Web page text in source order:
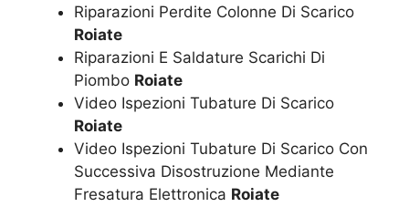
Riparazioni Perdite Colonne Di Scarico
Roiate
Riparazioni E Saldature Scarichi Di
Piombo Roiate
Video Ispezioni Tubature Di Scarico
Roiate
Video Ispezioni Tubature Di Scarico Con
Successiva Disostruzione Mediante
Fresatura Elettronica Roiate